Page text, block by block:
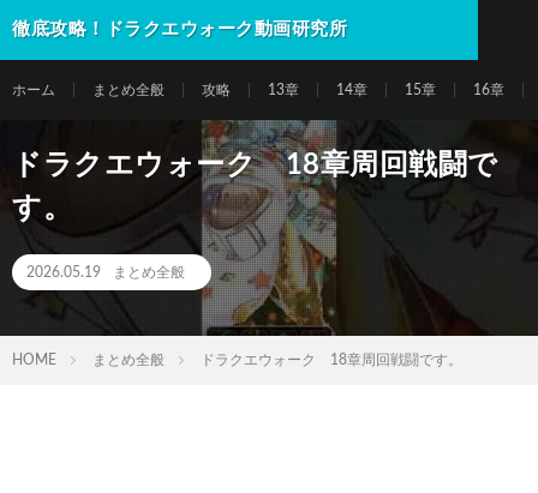
徹底攻略！ドラクエウォーク動画研究所
ホーム まとめ全般 攻略 13章 14章 15章 16章
ドラクエウォーク 18章周回戦闘で
す。
2026.05.19 まとめ全般
HOME まとめ全般 ドラクエウォーク 18章周回戦闘です。